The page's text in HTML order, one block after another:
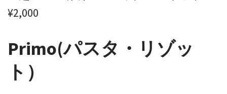
¥2,000
Primo(パスタ・リゾッ
ト）